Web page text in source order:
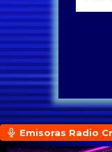
Emisoras Radio